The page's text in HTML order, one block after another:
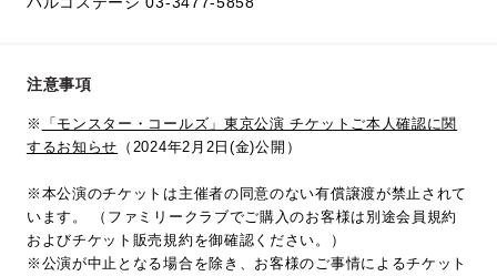
注意事項
※
「モンスター・コールズ」東京公演 チケットご本人確認に関
するお知らせ （2024年2月2日(金)公開）
※本公演のチケットは主催者の同意のない有償譲渡が禁止されて
います。 （ファミリークラブでご購入のお客様は別途会員規約
およびチケット販売規約を御確認ください。）
※公演が中止となる場合を除き、お客様のご事情によるチケット